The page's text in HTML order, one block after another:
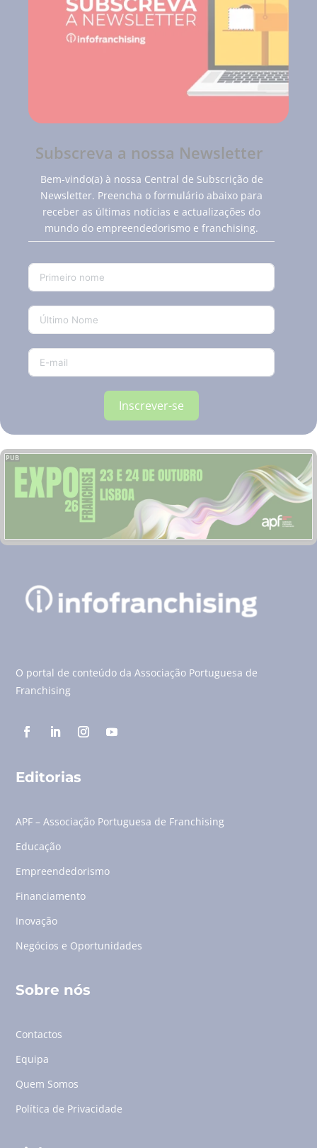
Subscreva a nossa Newsletter
Bem-vindo(a) à nossa Central de Subscrição de
Newsletter. Preencha o formulário abaixo para
receber as últimas notícias e actualizações do
mundo do empreendedorismo e franchising.
Inscrever-se
PUB
O portal de conteúdo da Associação Portuguesa de
Franchising
Editorias
APF – Associação Portuguesa de Franchising
Educação
Empreendedorismo
Financiamento
Inovação
Negócios e Oportunidades
Sobre nós
Contactos
Equipa
Quem Somos
Política de Privacidade